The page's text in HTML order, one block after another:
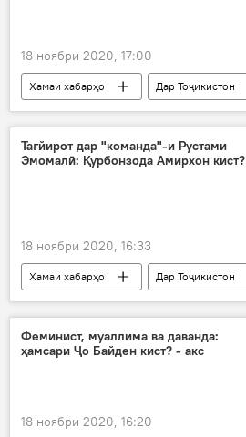
18 ноябри 2020, 17:00
Ҳамаи хабарҳо
Дар Тоҷикистон
Рӯйдод, ҷиноят ва ҳолатҳои фавқулода
Хуҷанд
тағйироти кадрӣ
раиси шаҳр
Тағйирот дар "команда"-и Рустами
Эмомалӣ: Қурбонзода Амирхон кист?
18 ноябри 2020, 16:33
Ҳамаи хабарҳо
Дар Тоҷикистон
Рӯйдод, ҷиноят ва ҳолатҳои фавқулода
Феминист, муаллима ва даванда:
ҳамсари Ҷо Байден кист? - акс
18 ноябри 2020, 16:20